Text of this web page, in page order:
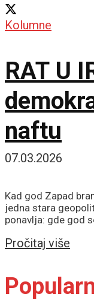
Kolumne
RAT U
naftu
07.03.2026
Kad god Zapad
jedna stara
ponavlja: gde god
Pročitaj više